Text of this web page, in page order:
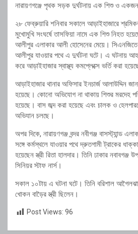
নারায়ণগঞ্জে পৃথক সড়ক দুর্ঘটনায় এক শিশু ও একজন
২৮ ফেব্রুয়ারি শনিবার সকালে আড়াইহাজারে
মুখোমুখি সংঘর্ষে তাসফিয়া নামে এক শিশু নিহত
আলীপুর এলাকার আলী হোসেনের মেয়ে। সিএনজিতে
আলীপুর যাওয়ার পথে এ দুর্ঘটনা ঘটে। এ ঘটনায়
করে আড়াইহাজার স্বাস্থ্য কমপ্লেক্সে ভর্তি করা
আড়াইহাজার থানার অফিসার ইনচার্জ আলাউদ্দিন
হয়েছে। কোনো অভিযোগ না থাকায় শিশুর মরদেহ
হয়েছে। বাস জব্দ করা হয়েছে এবং চালক ও
অভিযান চলছে।
অপর দিকে, নারায়ণগঞ্জ বন্দর নবীগঞ্জ বাসস্ট্যান্ড
সঙ্গে কর্মস্থলে যাওয়ার পথে দ্রুতগামী ট্রাকের
হয়েছেন স্ত্রী রিতা হালদার। তিনি ঢাকার নবাবগঞ্জ
সিনিয়র স্টাফ নার্স।
সকাল ১০টায় এ ঘটনা ঘটে। তিনি বরিশাল
খোকন বাড়ৈর স্ত্রী ছিলেন।
Post Views: 96